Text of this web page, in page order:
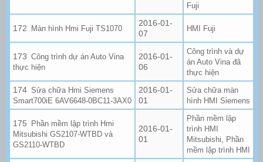
Fuji
Màn hình Hmi Fuji TS1070
2016-01-
07
HMI Fuji
Công trình dự án Auto Vina
thực hiện
2016-01-
06
Công trình và dự
án Auto Vina đã
thực hiện
Sửa chữa Hmi Siemens
Smart700iE 6AV6648-0BC11-3AX0
2016-01-
01
Sửa chữa màn
hình HMI Siemens
Phần mềm lập trình Hmi
Mitsubishi GS2107-WTBD và
GS2110-WTBD
2016-01-
01
Phần mềm lập
trình HMI
Mitsubishi
Phần
mềm lập trình HMI